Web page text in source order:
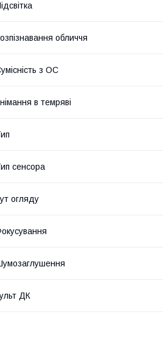
обличчя
з ОС
в темряві
сенсора
огляду
ДК